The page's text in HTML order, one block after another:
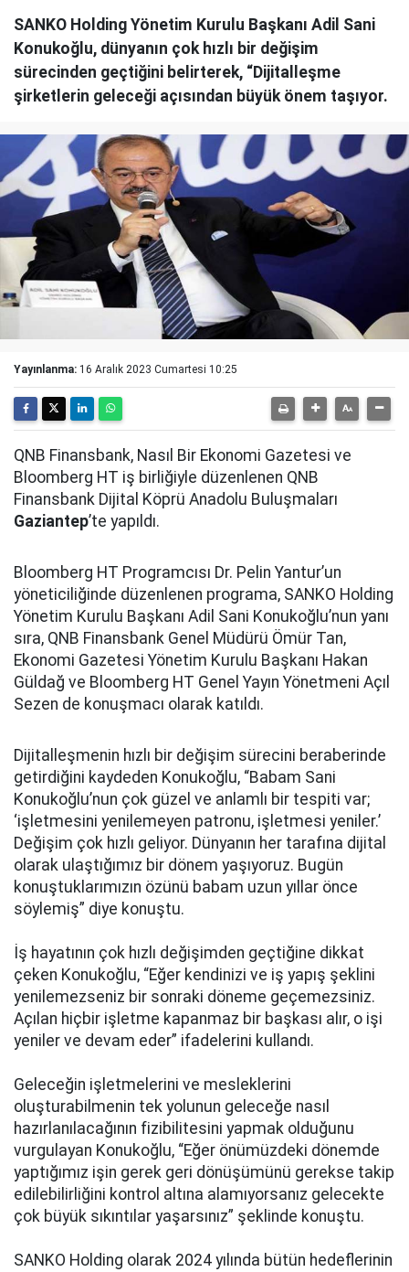
SANKO Holding Yönetim Kurulu Başkanı Adil Sani
Konukoğlu, dünyanın çok hızlı bir değişim
sürecinden geçtiğini belirterek, “Dijitalleşme
şirketlerin geleceği açısından büyük önem taşıyor.
Yayınlanma: 16 Aralık 2023 Cumartesi 10:25
QNB Finansbank, Nasıl Bir Ekonomi Gazetesi ve
Bloomberg HT iş birliğiyle düzenlenen QNB
Finansbank Dijital Köprü Anadolu Buluşmaları
Gaziantep’te yapıldı.
Bloomberg HT Programcısı Dr. Pelin Yantur’un
yöneticiliğinde düzenlenen programa, SANKO Holding
Yönetim Kurulu Başkanı Adil Sani Konukoğlu’nun yanı
sıra, QNB Finansbank Genel Müdürü Ömür Tan,
Ekonomi Gazetesi Yönetim Kurulu Başkanı Hakan
Güldağ ve Bloomberg HT Genel Yayın Yönetmeni Açıl
Sezen de konuşmacı olarak katıldı.
Dijitalleşmenin hızlı bir değişim sürecini beraberinde
getirdiğini kaydeden Konukoğlu, “Babam Sani
Konukoğlu’nun çok güzel ve anlamlı bir tespiti var;
‘işletmesini yenilemeyen patronu, işletmesi yeniler.’
Değişim çok hızlı geliyor. Dünyanın her tarafına dijital
olarak ulaştığımız bir dönem yaşıyoruz. Bugün
konuştuklarımızın özünü babam uzun yıllar önce
söylemiş” diye konuştu.
İş hayatının çok hızlı değişimden geçtiğine dikkat
çeken Konukoğlu, “Eğer kendinizi ve iş yapış şeklini
yenilemezseniz bir sonraki döneme geçemezsiniz.
Açılan hiçbir işletme kapanmaz bir başkası alır, o işi
yeniler ve devam eder” ifadelerini kullandı.
Geleceğin işletmelerini ve mesleklerini
oluşturabilmenin tek yolunun geleceğe nasıl
hazırlanılacağının fizibilitesini yapmak olduğunu
vurgulayan Konukoğlu, “Eğer önümüzdeki dönemde
yaptığımız işin gerek geri dönüşümünü gerekse takip
edilebilirliğini kontrol altına alamıyorsanız gelecekte
çok büyük sıkıntılar yaşarsınız” şeklinde konuştu.
SANKO Holding olarak 2024 yılında bütün hedeflerinin